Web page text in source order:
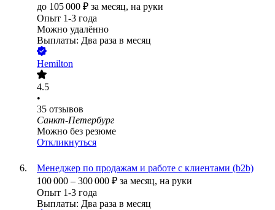
до 105 000 ₽ за месяц, на руки
Опыт 1-3 года
Можно удалённо
Выплаты: Два раза в месяц
Hemilton
4.5
•
35 отзывов
Санкт-Петербург
Можно без резюме
Откликнуться
Менеджер по продажам и работе с клиентами (b2b)
100 000 – 300 000 ₽ за месяц, на руки
Опыт 1-3 года
Выплаты: Два раза в месяц